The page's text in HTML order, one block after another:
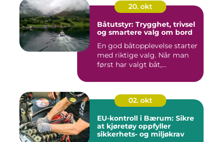
20. okt
Båtutstyr: Trygghet, trivsel
og smartere valg om bord
En god båtopplevelse starter
med riktige valg. Når man
først har valgt båt,...
02. okt
EU-kontroll i Bærum: Sikre
at kjøretøy oppfyller
sikkerhets- og miljøkrav